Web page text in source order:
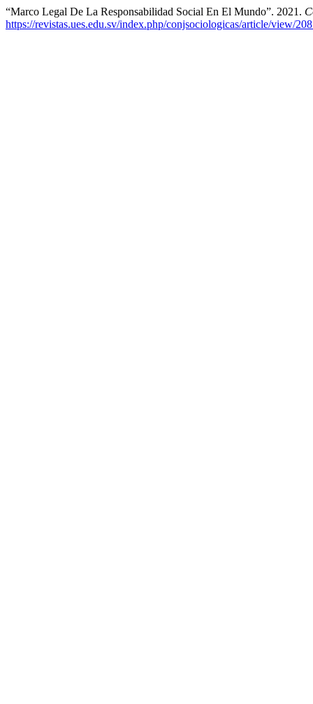
“Marco Legal De La Responsabilidad Social En El Mundo”. 2021.
https://revistas.ues.edu.sv/index.php/conjsociologicas/article/view/